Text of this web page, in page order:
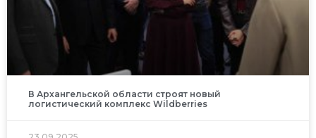
В Архангельской области строят новый
логистический комплекс Wildberries